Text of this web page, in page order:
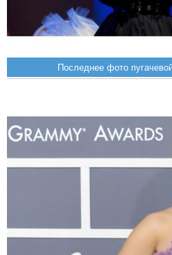
Последнее фото